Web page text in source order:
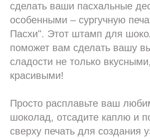
сделать ваши пасхальные
особенными – сургучную
Пасхи". Этот штамп для
поможет вам сделать вашу
сладости не только
красивыми!
Просто расплавьте ваш
шоколад, отсадите каплю и
сверху печать для создания